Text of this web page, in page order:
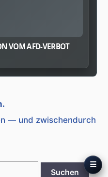
VOM AFD-VERBOT
— und zwischendurch
Suchen
☰